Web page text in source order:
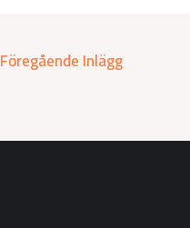
Föregående Inlägg